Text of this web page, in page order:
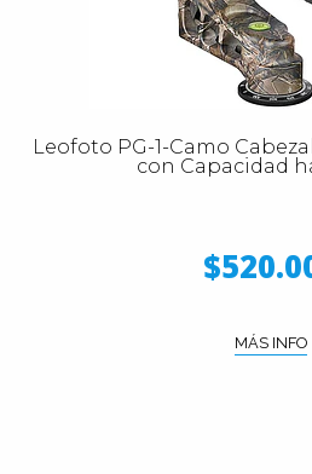
Leofoto PG-1-Camo
con Capacidad
MÁS INFO